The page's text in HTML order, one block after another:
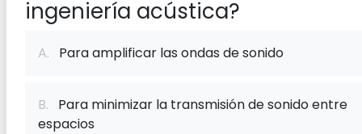
ingeniería acústica?
A. Para amplificar las ondas de sonido
B. Para minimizar la transmisión de sonido entre
espacios